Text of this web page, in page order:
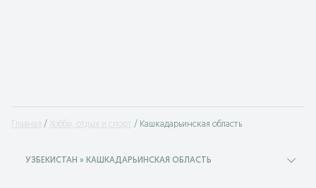
Главная Хобби, отдых и спорт Кашкадарьинская область
УЗБЕКИСТАН » КАШКАДАРЬИНСКАЯ ОБЛАСТЬ